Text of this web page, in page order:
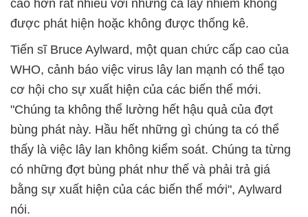
cao hơn rất nhiều với những ca lây nhiễm không
được phát hiện hoặc không được thống kê.
Tiến sĩ Bruce Aylward, một quan chức cấp cao của
WHO, cảnh báo việc virus lây lan mạnh có thể tạo
cơ hội cho sự xuất hiện của các biến thể mới.
"Chúng ta không thể lường hết hậu quả của đợt
bùng phát này. Hầu hết những gì chúng ta có thể
thấy là việc lây lan không kiểm soát. Chúng ta từng
có những đợt bùng phát như thế và phải trả giá
bằng sự xuất hiện của các biến thể mới", Aylward
nói.